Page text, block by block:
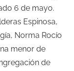
6 de mayo.
Espinosa,
Norma Rocío
menor de
de